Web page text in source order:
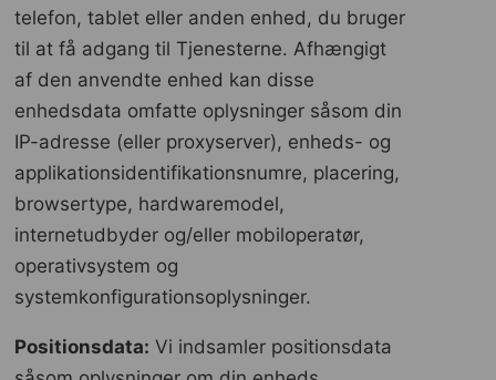
telefon, tablet eller anden enhed, du bruger
til at få adgang til Tjenesterne. Afhængigt
af den anvendte enhed kan disse
enhedsdata omfatte oplysninger såsom din
IP-adresse (eller proxyserver), enheds- og
applikationsidentifikationsnumre, placering,
browsertype, hardwaremodel,
internetudbyder og/eller mobiloperatør,
operativsystem og
systemkonfigurationsoplysninger.
Positionsdata: Vi indsamler positionsdata